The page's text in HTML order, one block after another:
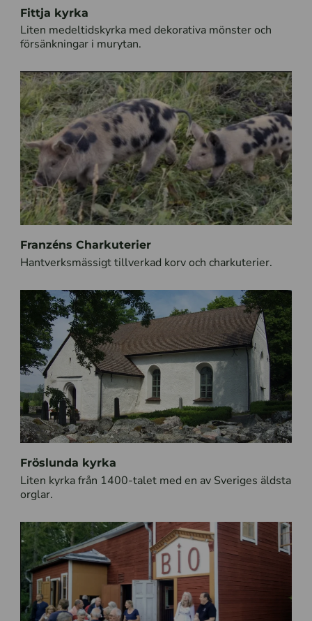
Fittja kyrka
Liten medeltidskyrka med dekorativa mönster och
försänkningar i murytan.
Franzéns Charkuterier
Hantverksmässigt tillverkad korv och charkuterier.
Fröslunda kyrka
Liten kyrka från 1400-talet med en av Sveriges äldsta
orglar.